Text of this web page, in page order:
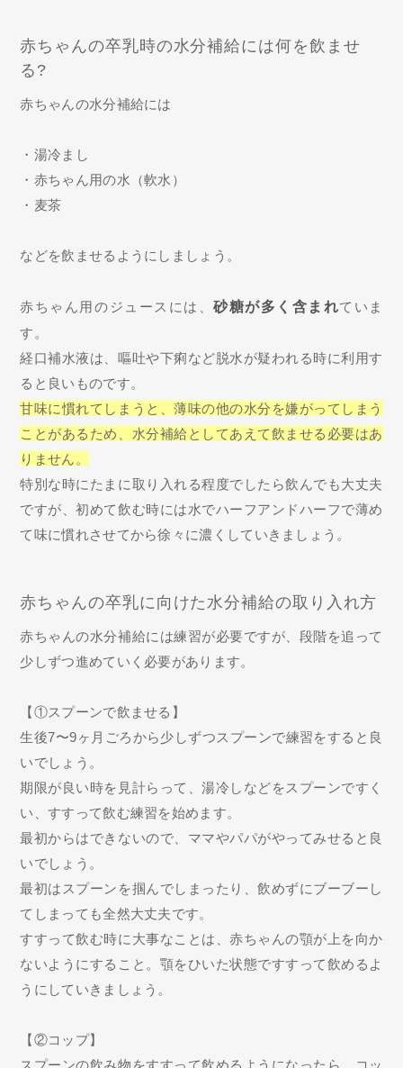
赤ちゃんの卒乳時の水分補給には何を飲ませ
る?
赤ちゃんの水分補給には
・湯冷まし
・赤ちゃん用の水（軟水）
・麦茶
などを飲ませるようにしましょう。
赤ちゃん用のジュースには、砂糖が多く含まれていま
す。
経口補水液は、嘔吐や下痢など脱水が疑われる時に利用す
ると良いものです。
甘味に慣れてしまうと、薄味の他の水分を嫌がってしまう
ことがあるため、水分補給としてあえて飲ませる必要はあ
りません。
特別な時にたまに取り入れる程度でしたら飲んでも大丈夫
ですが、初めて飲む時には水でハーフアンドハーフで薄め
て味に慣れさせてから徐々に濃くしていきましょう。
赤ちゃんの卒乳に向けた水分補給の取り入れ方
赤ちゃんの水分補給には練習が必要ですが、段階を追って
少しずつ進めていく必要があります。
【①スプーンで飲ませる】
生後7〜9ヶ月ごろから少しずつスプーンで練習をすると良
いでしょう。
期限が良い時を見計らって、湯冷しなどをスプーンですく
い、すすって飲む練習を始めます。
最初からはできないので、ママやパパがやってみせると良
いでしょう。
最初はスプーンを掴んでしまったり、飲めずにブーブーし
てしまっても全然大丈夫です。
すすって飲む時に大事なことは、赤ちゃんの顎が上を向か
ないようにすること。顎をひいた状態ですすって飲めるよ
うにしていきましょう。
【②コップ】
スプーンの飲み物をすすって飲めるようになったら、コッ